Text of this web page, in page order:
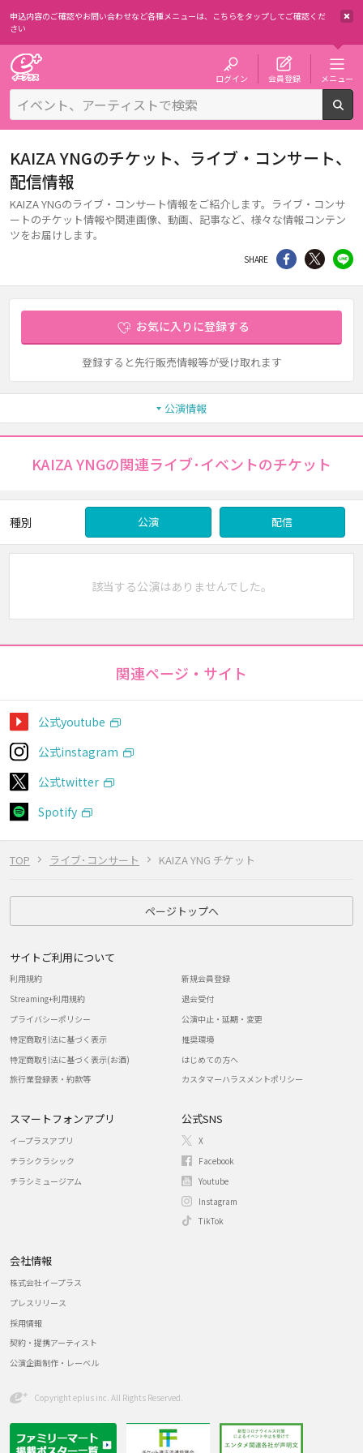
申込内容のご確認やお問い合わせなど各種メニューは、 こちらをタップしてご確認くだ
さい
ログイン 会員登録 メニュー
TOP ライブ･コンサート KAIZA YNG チケット
KAIZA YNGのチケット、ライブ・コンサート、
配信情報
KAIZA YNGのライブ・コンサート情報をご紹介します。ライブ・コンサ
ートのチケット情報や関連画像、動画、記事など、様々な情報コンテン
ツをお届けします。
SHARE シェア Twitter
お気に入りに登録する
登録すると先行販売情報等が受け取れます
公演情報
KAIZA YNGの関連ライブ･イベントのチケット
種別 公演 配信
該当する公演はありませんでした。
関連ページ・サイト
公式youtube
公式instagram
公式twitter
Spotify
ページトップへ
サイトご利用について
利用規約
Streaming+利用規約
プライバシーポリシー
特定商取引法に基づく表示
特定商取引法に基づく表示(お酒)
旅行業登録表・約款等
新規会員登録
退会受付
公演中止・延期・変更
推奨環境
はじめての方へ
カスタマーハラスメントポリシー
スマートフォンアプリ
イープラスアプリ
チラシクラシック
チラシミュージアム
公式SNS
X
Facebook
Youtube
Instagram
TikTok
会社情報
株式会社イープラス
プレスリリース
採用情報
契約・提携アーティスト
公演企画制作・レーベル
Copyright eplus inc. All Rights Reserved.